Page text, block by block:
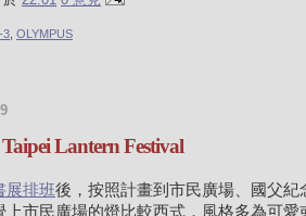
3 OLYMPUS
Lantern Festival
展排班後，按照計畫到市民廣場、國父紀
上市民廣場的燈比較西式，風格多為可愛